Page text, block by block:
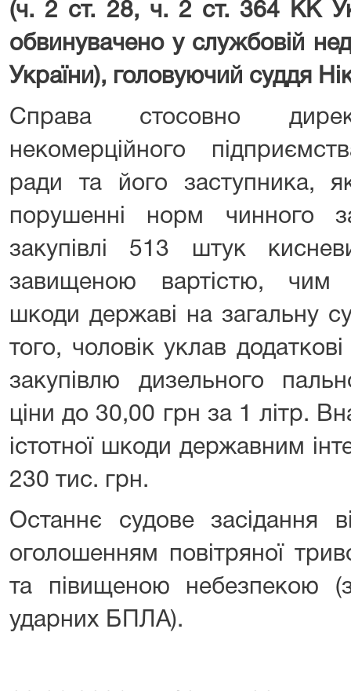
(ч. 2 ст. 28, ч. 2 ст. 364 КК
обвинувачено у службовій
України), головуючий суддя
Справа стосовно
некомерційного
ради та його заступника,
порушенні норм чинного
закупівлі 513 штук
завищеною вартістю, чим
шкоди державі на загальну
того, чоловік уклав
закупівлю дизельного
ціни до 30,00 грн за 1 літр.
істотної шкоди державним
230 тис. грн.
Останнє судове засідання
оголошенням повітряної
та півищеною небезпекою
ударних БПЛА).